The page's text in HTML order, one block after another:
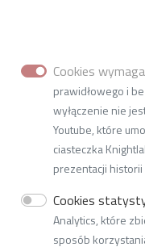
International
Innovative
Lodz University of
2/22
90-537 Lodz
Links
Fundation for
Deklaracja
Cookies
prawidłowego i
wyłączenie nie
Youtube, które
ciasteczka
prezentacji
Cookies
Analytics, które
sposób